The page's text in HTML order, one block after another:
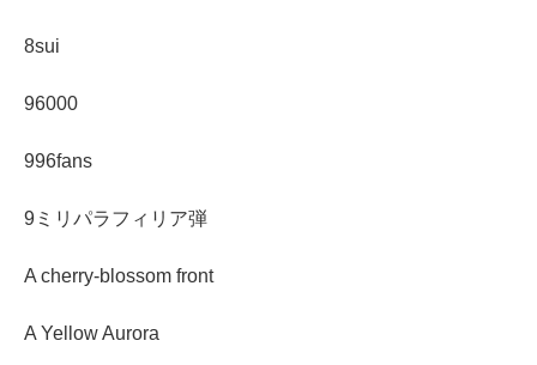
8sui
96000
996fans
9ミリパラフィリア弾
A cherry-blossom front
A Yellow Aurora